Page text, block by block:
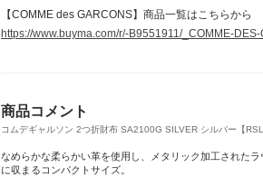
【COMME des GARCONS】商品一覧はこちらから
https://www.buyma.com/r/-B9551911/_COMME-
商品コメント
コムデギャルソン 2つ折財布 SA2100G SILVER シルバー【
なめらかな柔らかい革を使用し、メタリック加工された
に収まるコンパクトサイズ。